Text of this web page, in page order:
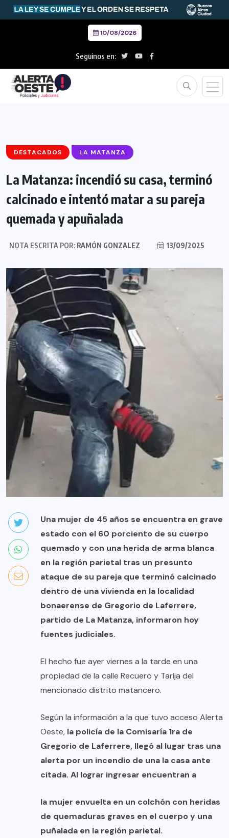
10/08/2026
Seguinos en:
DESTACADOS LA MATANZA
La Matanza: incendió su casa, terminó
calcinado e intentó matar a su pareja
quemada y apuñalada
NOTA ESCRITA POR: RAMÓN GONZALEZ 13/09/2025
Una mujer de 45 años se encuentra en grave
estado con el 60 porciento de su cuerpo
quemado y con una herida de arma blanca
en la región parietal tras un presunto
ataque de su pareja que terminó calcinado
dentro de una vivienda en la localidad
bonaerense de Gregorio de Laferrere,
partido de La Matanza, informaron hoy
fuentes judiciales.
El hecho fue ayer viernes a la tarde en una
propiedad de la calle Recuero y Tarija del
mencionado distrito matancero.
Según la información a la que tuvo acceso Alerta
Oeste, la policía de la Comisaría 1ra de
Gregorio de Laferrere, llegó al lugar tras una
alerta por un incendio de una la casa ante
citada. Al lograr ingresar encuentran a
la mujer envuelta en un colchón con heridas
de quemaduras graves en el cuerpo y una
puñalada en la región parietal.